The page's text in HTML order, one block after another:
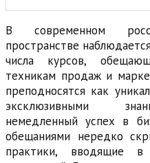
В современном
пространстве
числа курсов,
техникам продаж и
преподносятся как
эксклюзивными
немедленный успех в
обещаниями нередко
практики, вводящие в